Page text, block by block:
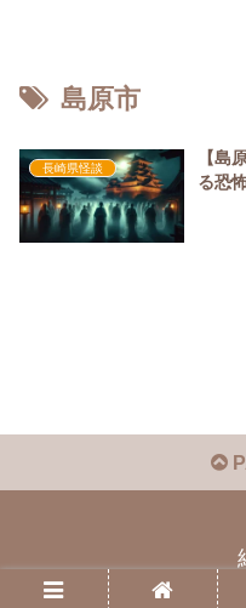
島原市
長崎県怪談
【島
る恐
©